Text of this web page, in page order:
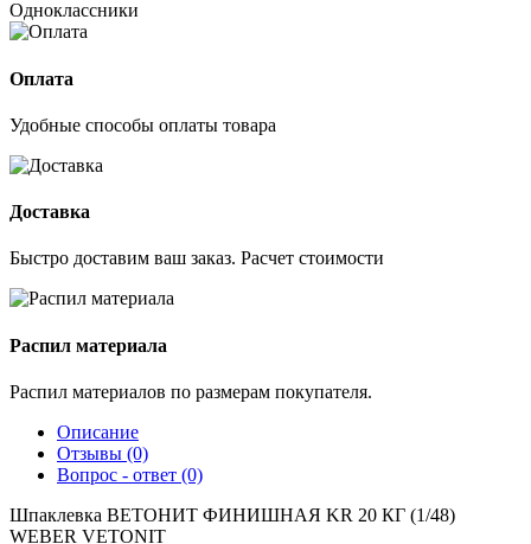
Одноклассники
Оплата
Удобные способы оплаты товара
Доставка
Быстро доставим ваш заказ. Расчет стоимости
Распил материала
Распил материалов по размерам покупателя.
Описание
Отзывы (0)
Вопрос - ответ (0)
Шпаклевка ВЕТОНИТ ФИНИШНАЯ KR 20 КГ (1/48)
WEBER VETONIT